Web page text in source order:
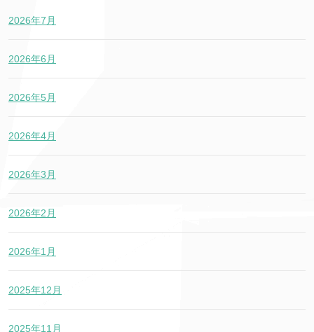
2026年7月
2026年6月
2026年5月
2026年4月
2026年3月
2026年2月
2026年1月
2025年12月
2025年11月